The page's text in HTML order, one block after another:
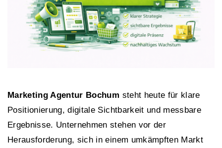
Marketing Agentur Bochum steht heute für klare
Positionierung, digitale Sichtbarkeit und messbare
Ergebnisse. Unternehmen stehen vor der
Herausforderung, sich in einem umkämpften Markt